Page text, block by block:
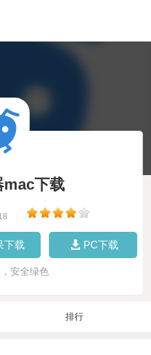
mac下载
下载 PC下载
安全绿色
排行